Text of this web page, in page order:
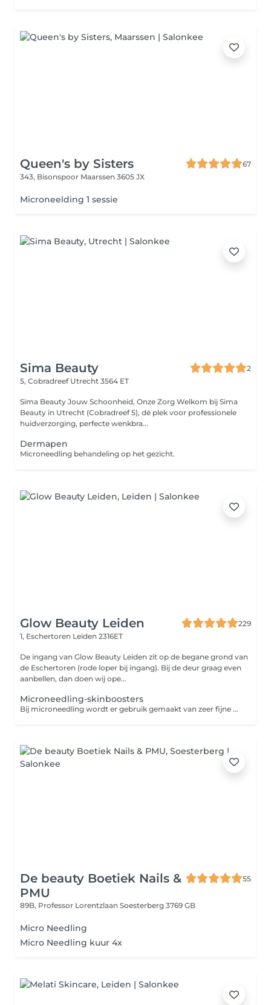
Queen's by Sisters
67
343, Bisonspoor Maarssen 3605 JX
Microneelding 1 sessie
Sima Beauty
2
5, Cobradreef Utrecht 3564 ET
Sima Beauty Jouw Schoonheid, Onze Zorg Welkom bij Sima
Beauty in Utrecht (Cobradreef 5), dé plek voor professionele
huidverzorging, perfecte wenkbra...
Dermapen
Microneedling behandeling op het gezicht.
Glow Beauty Leiden
229
1, Eschertoren Leiden 2316ET
De ingang van Glow Beauty Leiden zit op de begane grond van
de Eschertoren (rode loper bij ingang). Bij de deur graag even
aanbellen, dan doen wij ope...
Microneedling-skinboosters
Bij microneedling wordt er gebruik gemaakt van zeer fijne naaldjes die op hoog tempo vibreren in de huid. Zo maken de naaldjes kleine verticale geultjes in de huid waardoor de aanmaak van collageen en elastine wordt gestimuleerd. Dit levert een egalere en stevigere huid op. Ook worden acnelittekens en fijne lijntjes minder zichtbaar. Wij bieden verschillende boosts voor de huid. Geadviseerd wordt om de behandelingen in kuurverband te doen. Ongeveer 2-4x waarbij er steeds een pauze is van 4 weken. In kuurverband kan er een pakketprijs worden afgenomen. Informeer naar de mogelijkheden. Op basis van de huidconditie bekijken we welke ingredienten gebruikt gaan worden. Vit C-boost De vitamine C boost, oftewel de Glow facial is een zeer populaire behandeling omwille van zijn hoge dosering aan vitamine C. De behandeling bij uitstek om de huid te versterken tegen schadelijke invloeden van de zon Deze behandeling zijn twee effectieve methodes gecombineerd in 1 behandeling; microneedling en een hoog gedoseerde vitamine C peeling. Door deze combinatie is de intensiteit hoger. Er wordt een vitamine C peeling aangebracht die dankzij de microneedling nog beter wordt opgenomen door de huid. Beide technieken hebben als doel het vernieuwen van de huid voor een egale huid en het verminderen van fijne lijntjes, zonschade, grove poriën en rimpels. Direct na de behandeling vertoont de huid een zeer mooie Glow. Hyaluronboost Is de huid vermoeid, futloos en vertoont deze fijne lijntjes en droogte? Dan is de hyaluronboost zeer geschikt! De microneedling wordt gecombineerd met een ultrageconcentreerd serum met hyaluronzuur, een mooie werkzame stof die bewezen een boost geeft aan de stevigheid van de huid ( collageenaanmaak ), een mooie glans geeft en de hydratatie bevordert.
De beauty Boetiek Nails &
PMU
55
89B, Professor Lorentzlaan Soesterberg 3769 GB
Micro Needling
Micro Needling kuur 4x